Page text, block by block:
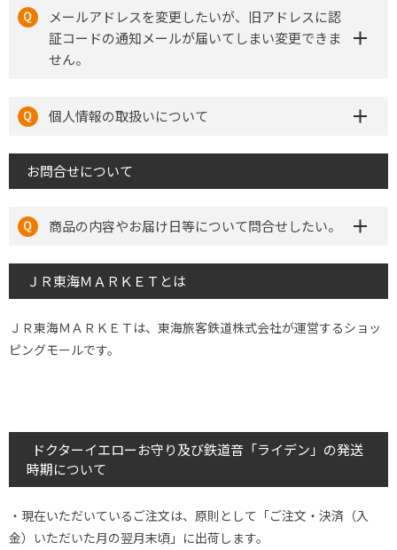
メールアドレスを変更したいが、旧アドレスに認
証コードの通知メールが届いてしまい変更できま
せん。
個人情報の取扱いについて
お問合せについて
商品の内容やお届け日等について問合せしたい。
ＪＲ東海ＭＡＲＫＥＴとは
ＪＲ東海ＭＡＲＫＥＴは、東海旅客鉄道株式会社が運営するショッ
ピングモールです。
ドクターイエローお守り及び鉄道音「ライデン」の発送
時期について
・現在いただいているご注文は、原則として「ご注文・決済（入
金）いただいた月の翌月末頃」に出荷します。